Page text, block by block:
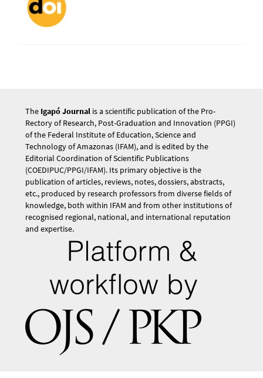
The Igapó Journal is a scientific publication of the Pro-
Rectory of Research, Post-Graduation and Innovation (PPGI)
of the Federal Institute of Education, Science and
Technology of Amazonas (IFAM), and is edited by the
Editorial Coordination of Scientific Publications
(COEDIPUC/PPGI/IFAM). Its primary objective is the
publication of articles, reviews, notes, dossiers, abstracts,
etc., produced by research professors from diverse fields of
knowledge, both within IFAM and from other institutions of
recognised regional, national, and international reputation
and expertise.